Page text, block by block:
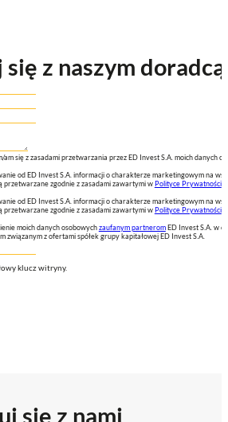
z naszym doradcą
am się z zasadami przetwarzania przez ED Invest S.A. moich danych
od ED Invest S.A. informacji o charakterze marketingowym na
przetwarzane zgodnie z zasadami zawartymi wPolityce Prywatności
od ED Invest S.A. informacji o charakterze marketingowym na
przetwarzane zgodnie z zasadami zawartymi wPolityce Prywatności
moich danych osobowychzaufanym partneromED Invest S.A. w
związanym z ofertami spółek grupy kapitałowej ED Invest S.A.
klucz witryny.
się z nami